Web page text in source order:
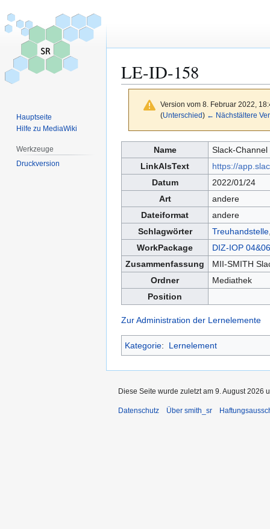
LE-ID-158
Version vom 8. Februar 2022,
(Unterschied) ← Nächstältere
Navigation
springen
Suche
springen
Name
Slack-
LinkAlsText
https://
Datum
2022/01/24
Art
andere
Dateiformat
andere
Schlagwörter
Treuhandstelle
WorkPackage
DIZ-IOP 04&06
Zusammenfassung
MII-SMITH
Ordner
Mediathek
Position
Zur Administration der Lernelemente
Kategorie: Lernelement
Hauptseite
Hilfe zu MediaWiki
Werkzeuge
Druckversion
Diese Seite wurde zuletzt am 9. August 2026
Datenschutz Über smith_sr